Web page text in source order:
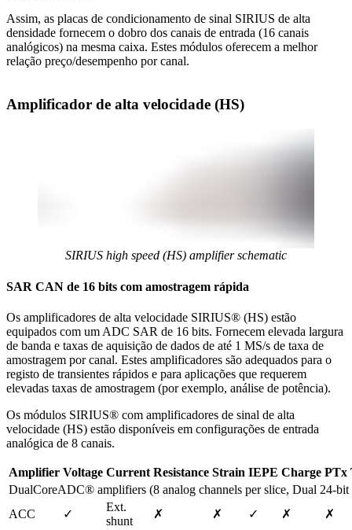
Assim, as placas de condicionamento de sinal SIRIUS de alta
densidade fornecem o dobro dos canais de entrada (16 canais
analógicos) na mesma caixa. Estes módulos oferecem a melhor
relação preço/desempenho por canal.
Amplificador de alta velocidade (HS)
SIRIUS high speed (HS) amplifier schematic
SAR CAN de 16 bits com amostragem rápida
Os amplificadores de alta velocidade SIRIUS® (HS) estão
equipados com um ADC SAR de 16 bits. Fornecem elevada largura
de banda e taxas de aquisição de dados de até 1 MS/s de taxa de
amostragem por canal. Estes amplificadores são adequados para o
registo de transientes rápidos e para aplicações que requerem
elevadas taxas de amostragem (por exemplo, análise de potência).
Os módulos SIRIUS® com amplificadores de sinal de alta
velocidade (HS) estão disponíveis em configurações de entrada
analógica de 8 canais.
Amplifier Voltage Current Resistance Strain IEPE Charge PTx
DualCoreADC® amplifiers (8 analog channels per slice, Dual 24-
ACC
✓
Ext.
shunt
✗ ✗ ✓ ✗ ✗